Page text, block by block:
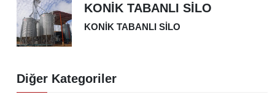
KONİK TABANLI SİLO
KONİK TABANLI SİLO
Diğer Kategoriler